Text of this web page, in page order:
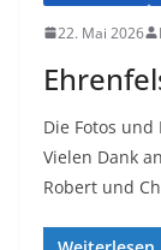
22. Mai 2026
Die Fotos und
Vielen Dank
Robert und